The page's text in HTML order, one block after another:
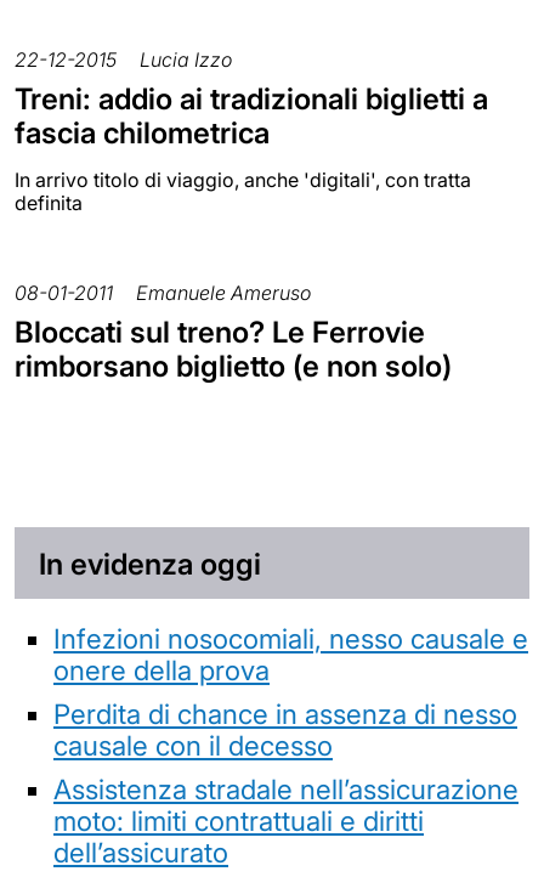
22-12-2015 Lucia Izzo
Treni: addio ai tradizionali biglietti a
fascia chilometrica
In arrivo titolo di viaggio, anche 'digitali', con tratta
definita
08-01-2011 Emanuele Ameruso
Bloccati sul treno? Le Ferrovie
rimborsano biglietto (e non solo)
In evidenza oggi
Infezioni nosocomiali, nesso causale e
onere della prova
Perdita di chance in assenza di nesso
causale con il decesso
Assistenza stradale nell’assicurazione
moto: limiti contrattuali e diritti
dell’assicurato